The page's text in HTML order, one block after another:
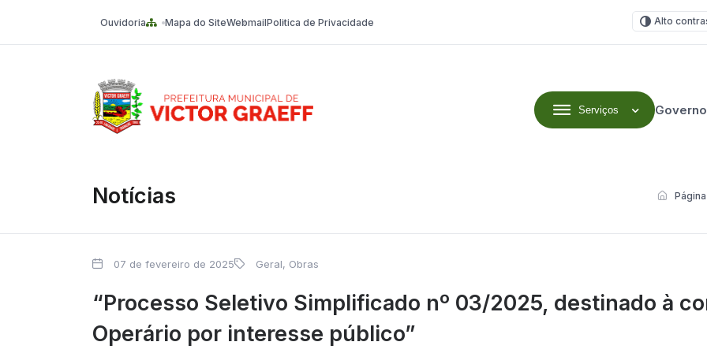
Ouvidoria Mapa do SiteWebmailPolitica de Privacidade Alto
Serviços Governo
Notícias
07 de fevereiro de 2025 Geral, Obras
“Processo Seletivo Simplificado nº 03/2025, destinado à
Operário por interesse público”